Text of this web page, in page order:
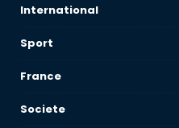
International
Sport
France
Societe